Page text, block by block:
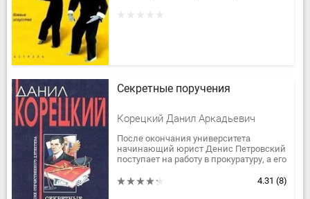
Секретные поручения
Корецкий Данил Аркадьевич
После окончания университета
начинающий юрист Денис Петровский
поступает на работу в прокуратуру, а его
неожиданно становится грузчиком...
4.31 (8)